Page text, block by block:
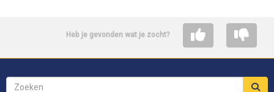
Heb je gevonden wat je zocht?